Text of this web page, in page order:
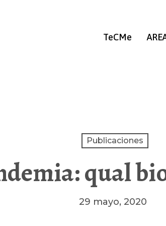
TeCMe
Publicaciones
qual
29 mayo, 2020